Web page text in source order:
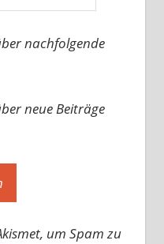
nachfolgende
neue Beiträge
um Spam zu